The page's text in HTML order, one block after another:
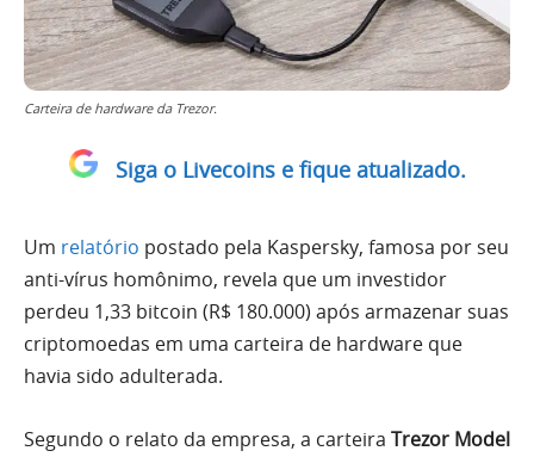
Carteira de hardware da Trezor.
Siga o Livecoins e fique atualizado.
Um relatório postado pela Kaspersky, famosa por seu
anti-vírus homônimo, revela que um investidor
perdeu 1,33 bitcoin (R$ 180.000) após armazenar suas
criptomoedas em uma carteira de hardware que
havia sido adulterada.
Segundo o relato da empresa, a carteira Trezor Model